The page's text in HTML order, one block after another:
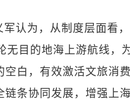
认为，从制度层面看
目的地海上游航线，
白，有效激活文旅消
条协同发展，增强上